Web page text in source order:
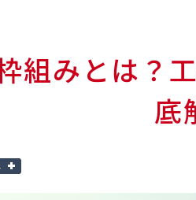
組みとは？
底